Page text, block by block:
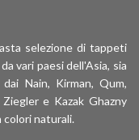
selezione di tappeti
vari paesi dell'Asia, sia
Nain, Kirman, Qum,
e Kazak Ghazny
naturali.